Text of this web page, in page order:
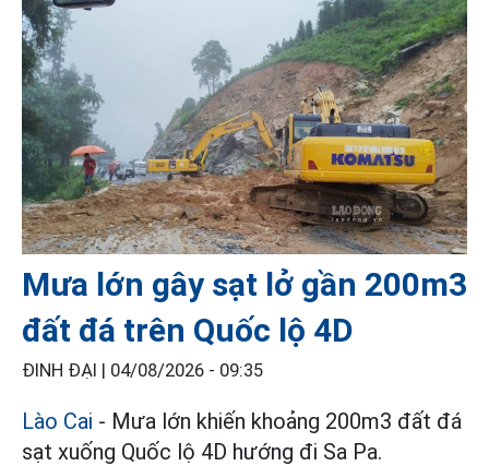
Mưa lớn gây sạt lở gần 200m3
đất đá trên Quốc lộ 4D
ĐINH ĐẠI | 04/08/2026 - 09:35
Lào Cai - Mưa lớn khiến khoảng 200m3 đất đá
sạt xuống Quốc lộ 4D hướng đi Sa Pa.